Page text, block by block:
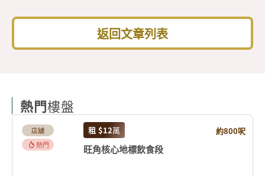
返回文章列表
熱門樓盤
店舖
熱門
租 $12萬 約800呎
旺角核心地標飲食段